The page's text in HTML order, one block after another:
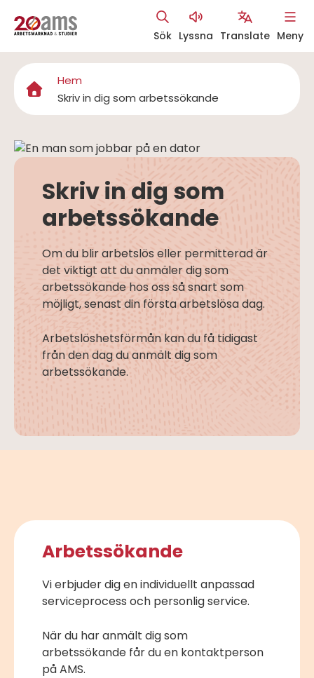
Hoppa
huvudinnehåll
Åtgärdsmeny
Sök Lyssna Translate Meny
Länkstig
Hem
Skriv in dig som arbetssökande
Skriv in dig som
arbetssökande
Om du blir arbetslös eller permitterad är
det viktigt att du anmäler dig som
arbetssökande hos oss så snart som
möjligt, senast din första arbetslösa dag.
Arbetslöshetsförmån kan du få tidigast
från den dag du anmält dig som
arbetssökande.
Arbetssökande
Vi erbjuder dig en individuellt anpassad
serviceprocess och personlig service.
När du har anmält dig som
arbetssökande får du en kontaktperson
på AMS.